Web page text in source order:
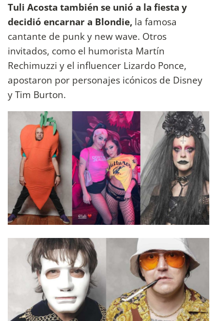
Tuli Acosta también se unió a la fiesta y
decidió encarnar a Blondie, la famosa
cantante de punk y new wave. Otros
invitados, como el humorista Martín
Rechimuzzi y el influencer Lizardo Ponce,
apostaron por personajes icónicos de Disney
y Tim Burton.